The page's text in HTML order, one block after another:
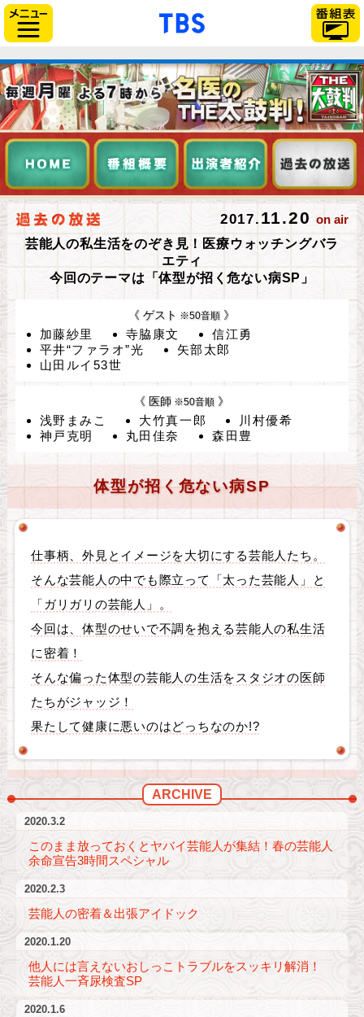
「TBSテレビ」トップペ
2017. 11.20 on air
芸能人の私生活をのぞき見！医療ウォッチングバラ
エティ
今回のテーマは「体型が招く危ない病SP」
《 ゲスト ※50音順 》
加藤紗里 寺脇康文
信江勇
平井“ファラオ”光
矢部太郎
山田ルイ53世
《 医師 ※50音順 》
浅野まみこ 大竹真一郎
川村優希
神戸克明
丸田佳奈 森田豊
体型が招く危ない病SP
仕事柄、外見とイメージを大切にする芸能人たち。
そんな芸能人の中でも際立って「太った芸能人」と
「ガリガリの芸能人」。
今回は、体型のせいで不調を抱える芸能人の私生活
に密着！
そんな偏った体型の芸能人の生活をスタジオの医師
たちがジャッジ！
果たして健康に悪いのはどっちなのか!?
ARCHIVE
2020.3.2
このまま放っておくとヤバイ芸能人が集結！春の芸能人
余命宣告3時間スペシャル
2020.2.3
芸能人の密着＆出張アイドック
2020.1.20
他人には言えないおしっこトラブルをスッキリ解消！
芸能人一斉尿検査SP
2020.1.6